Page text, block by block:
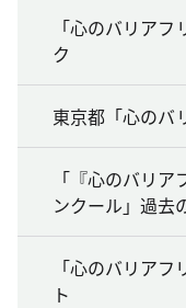
「心のバリア
ク
東京都「心のバ
「『心のバリ
ンクール」過去
「心のバリア
ト